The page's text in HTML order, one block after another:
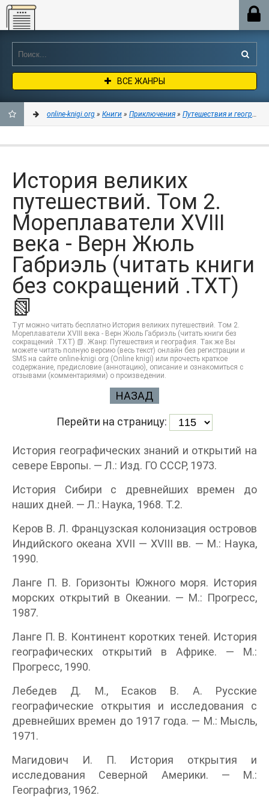
Online-knigi.org
ВСЕ ЖАНРЫ
ЗАКЛАДКИ
online-knigi.org » Книги » Приключения » Путешествия и география
История великих
путешествий. Том 2.
Мореплаватели XVIII
века - Верн Жюль
Габриэль (читать книги
без сокращений .TXT)
📗
Тут можно читать бесплатно История великих путешествий. Том 2.
Мореплаватели XVIII века - Верн Жюль Габриэль (читать книги без
сокращений .TXT) 📗. Жанр: Путешествия и география. Так же Вы
можете читать полную версию (весь текст) онлайн без регистрации и
SMS на сайте online-knigi.org (Online knigi) или прочесть краткое
содержание, предисловие (аннотацию), описание и ознакомиться с
отзывами (комментариями) о произведении.
НАЗАД
Перейти на страницу:
История географических знаний и открытий на
севере Европы. — Л.: Изд. ГО СССР, 1973.
История Сибири с древнейших времен до
наших дней. — Л.: Наука, 1968. Т.2.
Керов В. Л. Французская колонизация островов
Индийского океана XVII — XVIII вв. — М.: Наука,
1990.
Ланге П. В. Горизонты Южного моря. История
морских открытий в Океании. — М.: Прогресс,
1987.
Ланге П. В. Континент коротких теней. История
географических открытий в Африке. — М.:
Прогресс, 1990.
Лебедев Д. М., Есаков В. А. Русские
географические открытия и исследования с
древнейших времен до 1917 года. — М.: Мысль,
1971.
Магидович И. П. История открытия и
исследования Северной Америки. — М.:
Географгиз, 1962.